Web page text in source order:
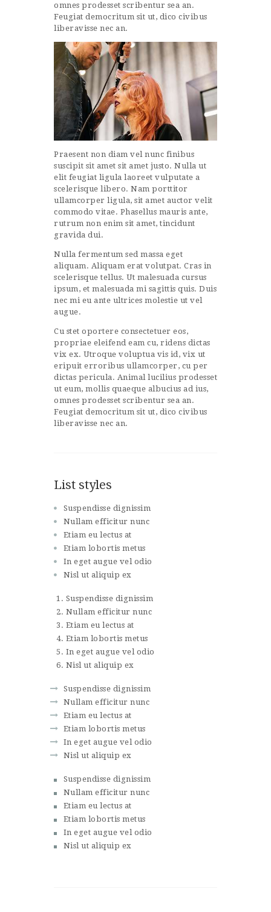
omnes prodesset scribentur sea an.
Feugiat democritum sit ut, dico civibus
liberavisse nec an.
Praesent non diam vel nunc finibus
suscipit sit amet sit amet justo. Nulla ut
elit feugiat ligula laoreet vulputate a
scelerisque libero. Nam porttitor
ullamcorper ligula, sit amet auctor velit
commodo vitae. Phasellus mauris ante,
rutrum non enim sit amet, tincidunt
gravida dui.
Nulla fermentum sed massa eget
aliquam. Aliquam erat volutpat. Cras in
scelerisque tellus. Ut malesuada cursus
ipsum, et malesuada mi sagittis quis. Duis
nec mi eu ante ultrices molestie ut vel
augue.
Cu stet oportere consectetuer eos,
propriae eleifend eam cu, ridens dictas
vix ex. Utroque voluptua vis id, vix ut
eripuit erroribus ullamcorper, cu per
dictas pericula. Animal lucilius prodesset
ut eum, mollis quaeque albucius ad ius,
omnes prodesset scribentur sea an.
Feugiat democritum sit ut, dico civibus
liberavisse nec an.
List styles
Suspendisse dignissim
Nullam efficitur nunc
Etiam eu lectus at
Etiam lobortis metus
In eget augue vel odio
Nisl ut aliquip ex
Suspendisse dignissim
Nullam efficitur nunc
Etiam eu lectus at
Etiam lobortis metus
In eget augue vel odio
Nisl ut aliquip ex
Suspendisse dignissim
Nullam efficitur nunc
Etiam eu lectus at
Etiam lobortis metus
In eget augue vel odio
Nisl ut aliquip ex
Suspendisse dignissim
Nullam efficitur nunc
Etiam eu lectus at
Etiam lobortis metus
In eget augue vel odio
Nisl ut aliquip ex